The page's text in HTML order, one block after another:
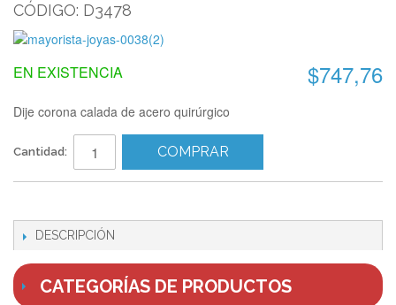
CÓDIGO: D3478
$747,76
EN EXISTENCIA
Dije corona calada de acero quirúrgico
Cantidad: COMPRAR
DESCRIPCIÓN
CATEGORÍAS DE PRODUCTOS